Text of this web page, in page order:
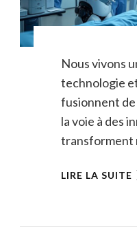
Nous vivons
technologie
fusionnent de
la voie à des
transforment
LIRE LA SUITE